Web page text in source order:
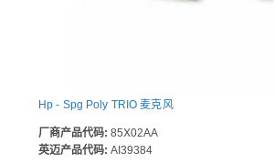
Hp - Spg Poly TRIO 麦克风
厂商产品代码: 85X02AA
英迈产品代码: AI39384